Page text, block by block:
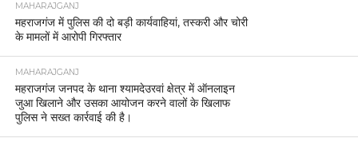
MAHARAJGANJ
महराजगंज में पुलिस की दो बड़ी कार्यवाहियां, तस्करी और चोरी
के मामलों में आरोपी गिरफ्तार
MAHARAJGANJ
महराजगंज जनपद के थाना श्यामदेउरवां क्षेत्र में ऑनलाइन
जुआ खिलाने और उसका आयोजन करने वालों के खिलाफ
पुलिस ने सख्त कार्रवाई की है।